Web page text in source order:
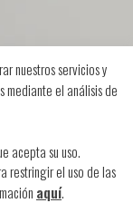
nuestros servicios y
mediante el análisis de
acepta su uso.
restringir el uso de las
aquí.